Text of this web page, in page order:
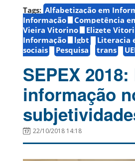
Tags: Alfabetização em
Informação
Competência
Vieira Vitorino
Elizete
Informação
lgbt Literacia
sociais
Pesquisa trans
SEPEX
informação
22/10/2018 14:18